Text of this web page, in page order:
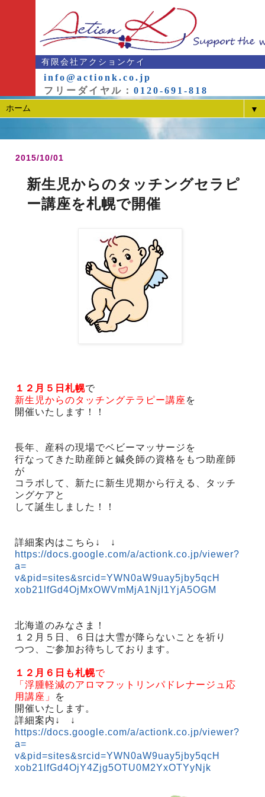
有限会社アクションケイ
info@actionk.co.jp
フリーダイヤル： 0120-691-818
▼
2015/10/01
新生児からのタッチングセラピ
ー講座を札幌で開催
１２月５日札幌で
新生児からのタッチングテラピー講座 を
開催いたします！！
長年、産科の現場でベビーマッサージを
行なってきた助産師と鍼灸師の資格をもつ助産師
が
コラボして、新たに新生児期から行える、タッチ
ングケアと
して誕生しました！！
詳細案内はこちら↓ ↓
https://docs.google.com/a/actionk.co.jp/viewer?
a=
v&pid=sites&srcid=YWN0aW9uay5jby5qcH
xob21lfGd4OjMxOWVmMjA1NjI1YjA5OGM
北海道のみなさま！
１２月５日、６日は大雪が降らないことを祈り
つつ、ご参加お待ちしております。
１２月６日も札幌で
「浮腫軽減のアロマフットリンパドレナージュ応
用講座」
を
開催いたします。
詳細案内↓ ↓
https://docs.google.com/a/actionk.co.jp/viewer?
a=
v&pid=sites&srcid=YWN0aW9uay5jby5qcH
xob21lfGd4OjY4Zjg5OTU0M2YxOTYyNjk